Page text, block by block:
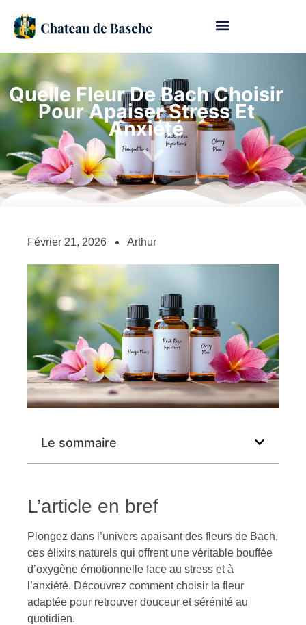
Quelle Fleur De Bach Choisir
Pour Apaiser Stress Et
Anxiété
Février 21, 2026 Arthur
Le sommaire
L’article en bref
Plongez dans l’univers apaisant des fleurs de Bach,
ces élixirs naturels qui offrent une véritable bouffée
d’oxygène émotionnelle face au stress et à
l’anxiété. Découvrez comment choisir la fleur
adaptée pour retrouver douceur et sérénité au
quotidien.